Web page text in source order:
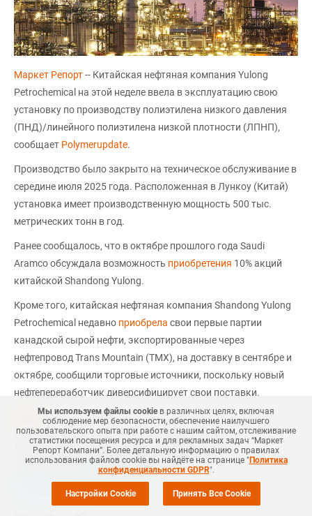
Маркет Репорт-- Китайская нефтяная компания Yulong
Petrochemical на этой неделе ввела в эксплуатацию свою
установку по производству полиэтилена низкого давления
(ПНД)/линейного полиэтилена низкой плотности (ЛПНП),
сообщает Polymerupdate.
Производство было закрыто на техническое обслуживание в
середине июля 2025 года. Расположенная в Лункоу (Китай)
установка имеет производственную мощность 500 тыс.
метрических тонн в год.
Ранее сообщалось, что в октябре прошлого года Saudi
Aramco обсуждала возможность приобретения 10% акций
китайской Shandong Yulong.
Кроме того, китайская нефтяная компания Shandong Yulong
Petrochemical недавно приобрела свои первые партии
канадской сырой нефти, экспортированные через
нефтепровод Trans Mountain (TMX), на доставку в сентябре и
октябре, сообщили торговые источники, поскольку новый
нефтепереработчик диверсифицирует свои поставки.
mrc.ru
НЕФТЕХИМИЯ #НОВОСТЬ #НЕФТЕПРОДУКТЫ #MRC
НЕФТЕПРОДУКТЫ #НЕФТЕХИМИЯ Еще1
+Добавить все теги в фильтр
Мы используем файлы cookieв различных целях, включая
соблюдение мер безопасности, обеспечение наилучшего
пользовательского опыта при работе с нашим сайтом, отслеживание
статистики посещения ресурса и для рекламных задач “Маркет
Репорт Компани”. Более детальную информацию о правилах
использования файлов cookie вы найдёте на странице "Политика
конфиденциальности GDPR".
Настройки Cookie Принять Все Cookie